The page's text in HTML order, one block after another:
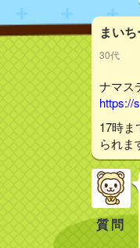
まい
30代
ナマス
https://
17時ま
られま
質問